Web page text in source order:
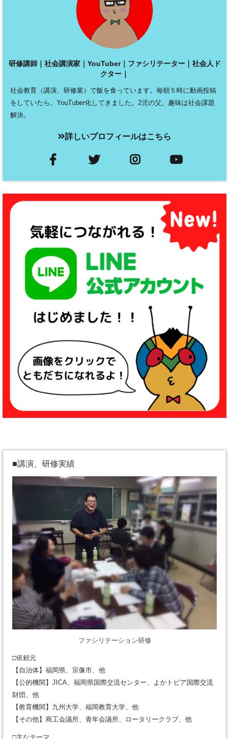
研修講師｜社会講演家｜YouTuber｜ファシリテーター｜社会人ド
クター｜
社会教育（講演、研修業）で飯を食っています。毎朝５時に動画投稿
をしていたら、YouTuber化してきました。2児の父。趣味は社会課題
解決。
詳しいプロフィールはこちら
■講演、研修実績
ファシリテーション研修
□依頼元
【自治体】福岡県、宗像市、他
【公的機関】JICA、福岡県国際交流センター、よかトピア国際交流
財団、他
【教育機関】九州大学、福岡教育大学、他
【その他】商工会議所、青年会議所、ロータリークラブ、他
□主なテーマ